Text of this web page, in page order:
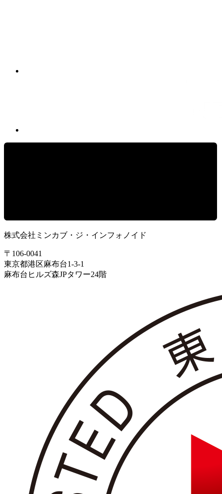
株式会社ミンカブ・ジ・インフォノイド
〒106-0041
東京都港区麻布台1-3-1
麻布台ヒルズ森JPタワー24階